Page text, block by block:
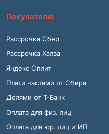
Покупателю
Рассрочка Сбер
Рассрочка Халва
Яндекс Сплит
Плати частями от Сбера
Долями от Т-Банк
Оплата для физ. лиц
Оплата для юр. лиц и ИП